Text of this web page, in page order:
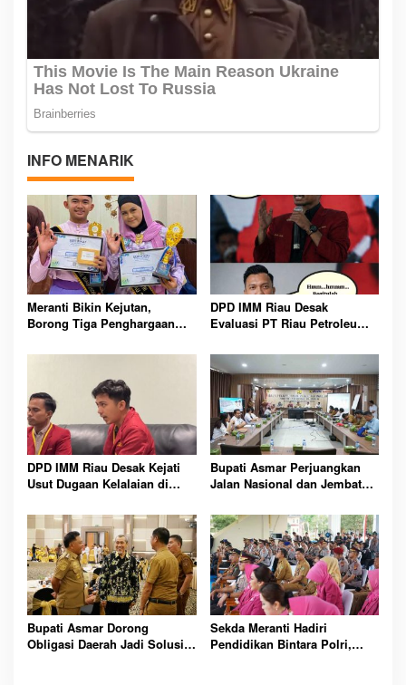
INFO MENARIK
Meranti Bikin Kejutan,
Borong Tiga Penghargaan
DPD IMM Riau Desak
Evaluasi PT Riau Petroleum
dan Kinerja Direksi
DPD IMM Riau Desak Kejati
Usut Dugaan Kelalaian di
Blackout Besar
Bupati Asmar Perjuangkan
Jalan Nasional dan Jembatan
Meranti Lebih Luas
Bupati Asmar Dorong
Obligasi Daerah Jadi Solusi
Sekda Meranti Hadiri
Pendidikan Bintara Polri,